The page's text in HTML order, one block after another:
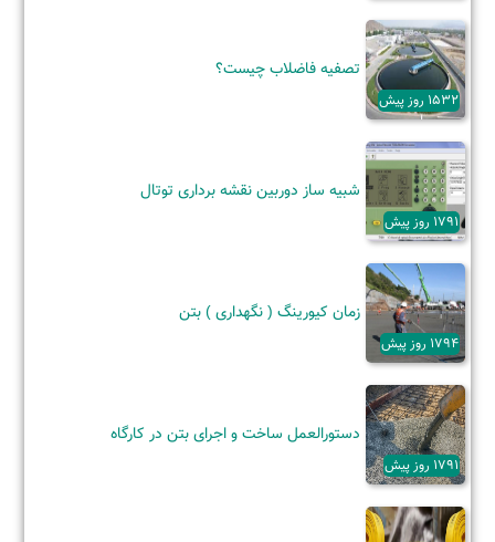
1532 روز پیش
تصفیه فاضلاب چیست؟
1791 روز پیش
شبیه ساز دوربین نقشه برداری توتال
1794 روز پیش
زمان کیورینگ ( نگهداری ) بتن
1791 روز پیش
دستورالعمل ساخت و اجرای بتن در کارگاه